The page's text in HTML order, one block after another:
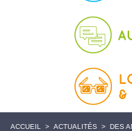
ACCUEIL > ACTUALITÉS > DES